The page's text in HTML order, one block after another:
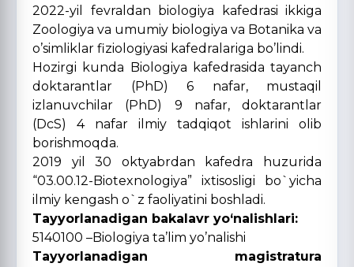
2022-yil fevraldan biologiya kafedrasi ikkiga
Zoologiya va umumiy biologiya va Botanika va
o’simliklar fiziologiyasi kafedralariga bo’lindi.
Hozirgi kunda Biologiya kafedrasida tayanch
doktarantlar (PhD) 6 nafar, mustaqil
izlanuvchilar (РhD) 9 nafar, doktarantlar
(DсS) 4 nafar ilmiy tadqiqot ishlarini olib
borishmoqda.
2019 yil 30 oktyabrdan kafedra huzurida
“03.00.12-Biotexnologiya” ixtisosligi bo`yicha
ilmiy kengash o`z faoliyatini boshladi.
Tayyorlanadigan bakalavr yo‘nalishlari:
5140100 –Biologiya ta’lim yo’nalishi
Tayyorlanadigan magistratura